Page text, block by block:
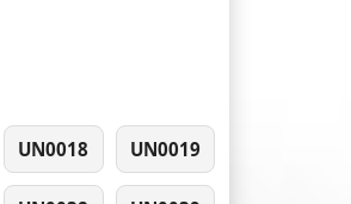
UN0018 UN0019